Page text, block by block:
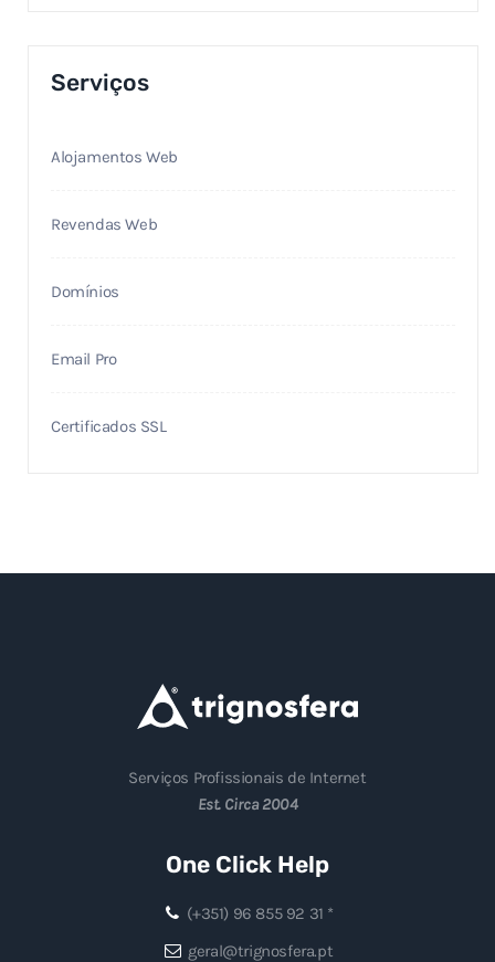
Serviços
Alojamentos Web
Revendas Web
Domínios
Email Pro
Certificados SSL
Serviços Profissionais de Internet
Est. Circa 2004
One Click Help
(+351) 96 855 92 31 *
geral@trignosfera.pt